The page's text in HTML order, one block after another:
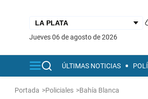
jueves 06 de agosto de 2026
ÚLTIMAS NOTICIAS
Portada >Policiales >Bahía Blanca